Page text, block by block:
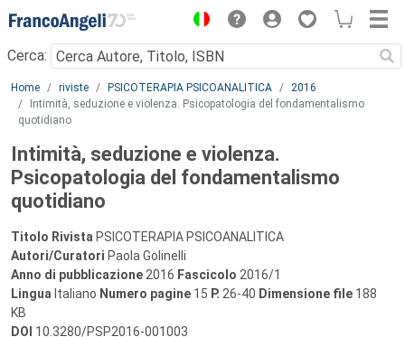
Menu
Cerca:
Main content
Home riviste PSICOTERAPIA PSICOANALITICA
2016
Intimità, seduzione e violenza. Psicopatologia del fondamentalismo
quotidiano
Intimità, seduzione e violenza.
Psicopatologia del fondamentalismo
quotidiano
Titolo Rivista PSICOTERAPIA PSICOANALITICA
Autori/Curatori Paola Golinelli
Anno di pubblicazione 2016 Fascicolo 2016/1
Lingua Italiano Numero pagine 15 P. 26-40 Dimensione file 188
KB
DOI 10.3280/PSP2016-001003